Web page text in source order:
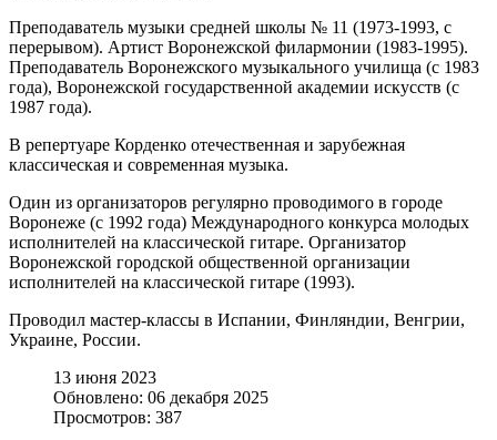
Преподаватель музыки средней школы № 11 (1973-1993, с
перерывом). Артист Воронежской филармонии (1983-1995).
Преподаватель Воронежского музыкального училища (с 1983
года), Воронежской государственной академии искусств (с
1987 года).
В репертуаре Корденко отечественная и зарубежная
классическая и современная музыка.
Один из организаторов регулярно проводимого в городе
Воронеже (с 1992 года) Международного конкурса молодых
исполнителей на классической гитаре. Организатор
Воронежской городской общественной организации
исполнителей на классической гитаре (1993).
Проводил мастер-классы в Испании, Финляндии, Венгрии,
Украине, России.
13 июня 2023
Обновлено: 06 декабря 2025
Просмотров: 387